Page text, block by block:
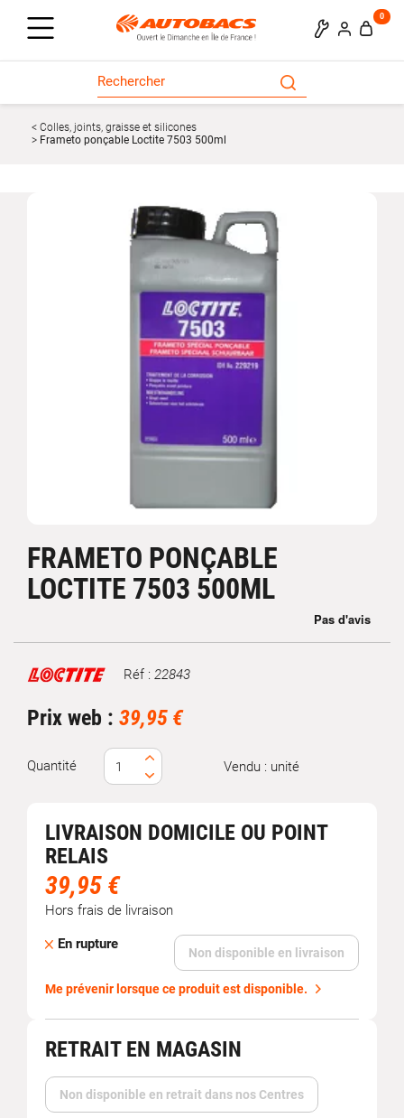
0
Colles, joints, graisse et silicones
Frameto ponçable Loctite 7503 500ml
FRAMETO PONÇABLE
LOCTITE 7503 500ML
Marque Réf : 22843
Prix web : 39,95 €
Quantité Vendu : unité
LIVRAISON DOMICILE OU POINT
RELAIS
39,95 €
Hors frais de livraison
En rupture
Non disponible en livraison
Me prévenir lorsque ce produit est disponible.
RETRAIT EN MAGASIN
Non disponible en retrait dans nos Centres